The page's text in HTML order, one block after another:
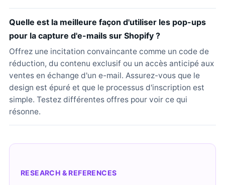
Quelle est la meilleure façon d'utiliser les pop-ups
pour la capture d'e-mails sur Shopify ?
Offrez une incitation convaincante comme un code de
réduction, du contenu exclusif ou un accès anticipé aux
ventes en échange d'un e-mail. Assurez-vous que le
design est épuré et que le processus d'inscription est
simple. Testez différentes offres pour voir ce qui
résonne.
RESEARCH & REFERENCES